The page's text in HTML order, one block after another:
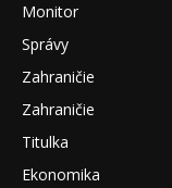
Monitor
Správy
Zahraničie
Zahraničie
Titulka
Ekonomika